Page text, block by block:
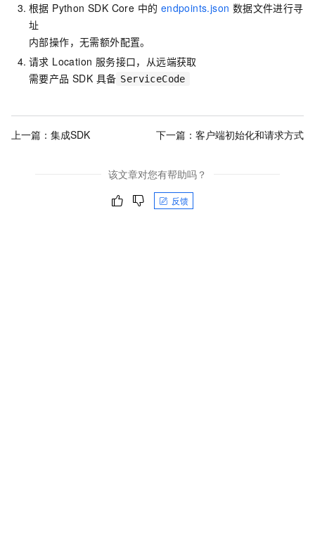
根据 Python SDK Core 中的 endpoints.json 数据文件进行寻
址
内部操作，无需额外配置。
请求 Location 服务接口，从远端获取
需要产品 SDK 具备 ServiceCode
上一篇： 集成SDK 下一篇： 客户端初始化和请求方式
该文章对您有帮助吗？
反馈